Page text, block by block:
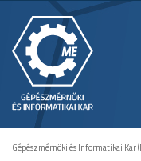
Gépészmérnöki és Informatikai Kar